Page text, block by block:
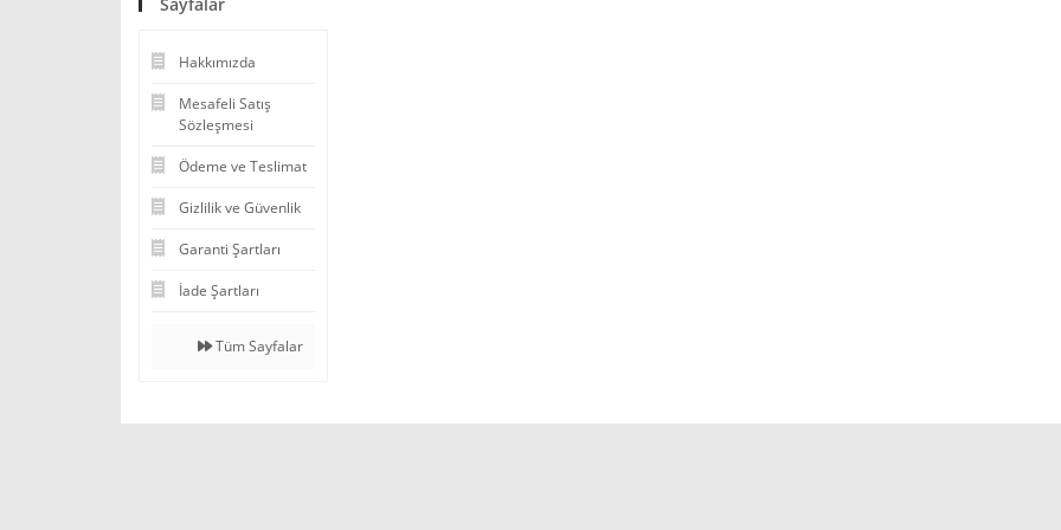
Sayfalar
Hakkımızda
Mesafeli Satış
Sözleşmesi
Ödeme ve Teslimat
Gizlilik ve Güvenlik
Garanti Şartları
İade Şartları
Tüm Sayfalar